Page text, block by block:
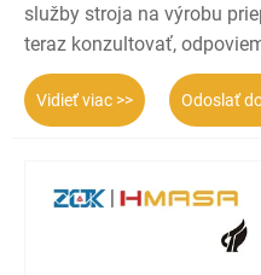
služby stroja na výrobu
teraz konzultovať,
Vidieť viac >> Odoslať